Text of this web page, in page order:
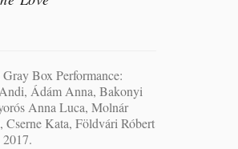
Box Performance:
Ádám Anna, Bakonyi
Anna Luca, Molnár
Kata, Földvári Róbert